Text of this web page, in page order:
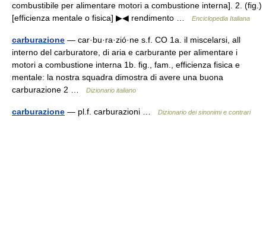
combustibile per alimentare motori a combustione interna]. 2. (fig.)
[efficienza mentale o fisica] ▶◀ rendimento …
Enciclopedia Italiana
carburazione — car·bu·ra·zió·ne s.f. CO 1a. il miscelarsi, all
interno del carburatore, di aria e carburante per alimentare i
motori a combustione interna 1b. fig., fam., efficienza fisica e
mentale: la nostra squadra dimostra di avere una buona
carburazione 2 …
Dizionario italiano
carburazione — pl.f. carburazioni … Dizionario dei sinonimi e contrari